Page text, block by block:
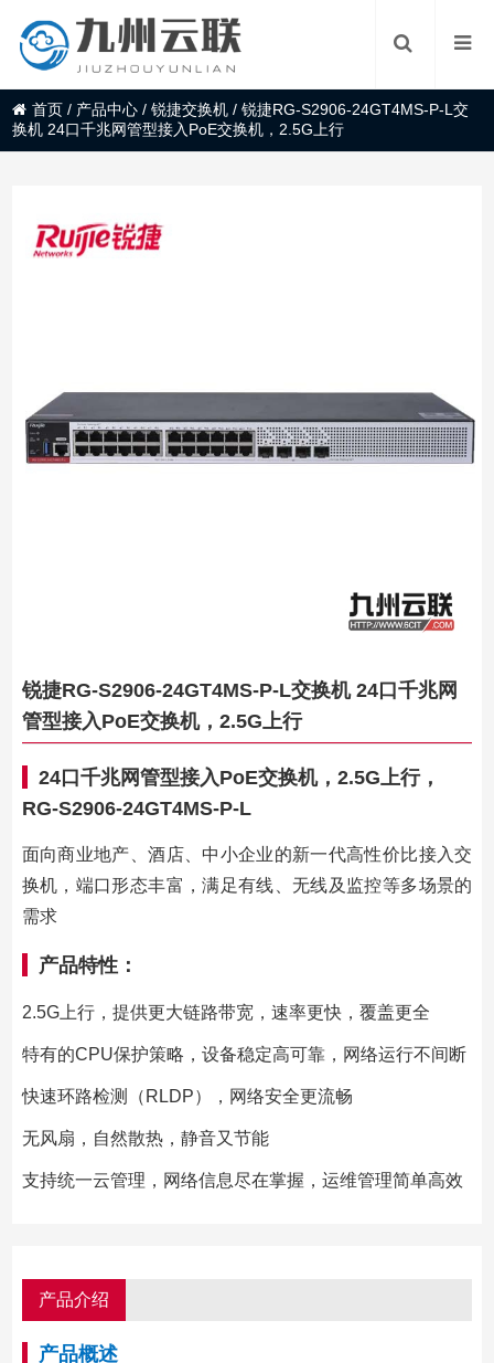
首页 / 产品中心 /锐捷交换机 /锐捷RG-S2906-24GT4MS-P-L交
换机 24口千兆网管型接入PoE交换机，2.5G上行
锐捷RG-S2906-24GT4MS-P-L交换机 24口千兆网
管型接入PoE交换机，2.5G上行
24口千兆网管型接入PoE交换机，2.5G上行，
RG-S2906-24GT4MS-P-L
面向商业地产、酒店、中小企业的新一代高性价比接入交
换机，端口形态丰富，满足有线、无线及监控等多场景的
需求
产品特性：
2.5G上行，提供更大链路带宽，速率更快，覆盖更全
特有的CPU保护策略，设备稳定高可靠，网络运行不间断
快速环路检测（RLDP），网络安全更流畅
无风扇，自然散热，静音又节能
支持统一云管理，网络信息尽在掌握，运维管理简单高效
产品介绍
产品概述